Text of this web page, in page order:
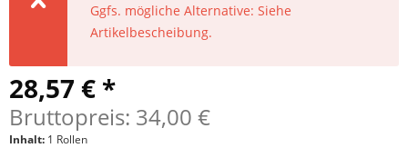
Ggfs. mögliche Alternative: Siehe
Artikelbescheibung.
28,57 € *
Bruttopreis: 34,00 €
Inhalt: 1 Rollen